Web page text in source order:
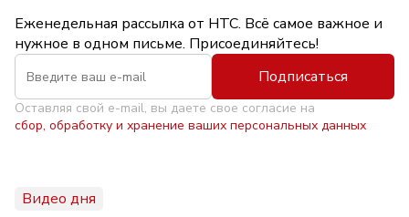
Еженедельная рассылка от НТС. Всё самое важное и
нужное в одном письме. Присоединяйтесь!
Подписаться
Оставляя свой e-mail, вы даете свое согласие на
сбор, обработку и хранение ваших персональных данных
Видео дня